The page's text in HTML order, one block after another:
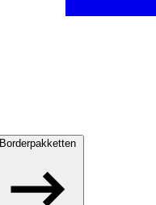
Borderpakketten